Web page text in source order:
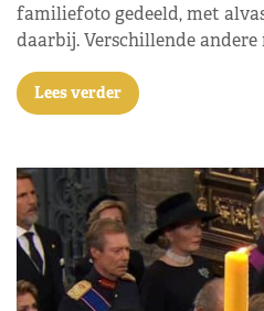
familiefoto gedeeld, met
daarbij. Verschillende andere
Lees verder